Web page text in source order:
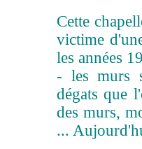
Cette
victime
les années
- les murs
dégats que
des murs,
...